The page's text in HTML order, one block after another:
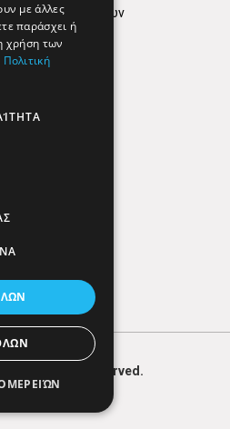
δεδομένων
Findhere
Media
All Rights Reserved.
με άλλες
παράσχει ή
χρήση των
Πολιτική